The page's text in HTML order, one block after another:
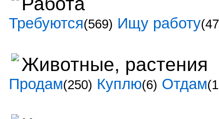
Требуются(569) Ищу работу
Животные, растения
Продам(250) Куплю(6) Отдам